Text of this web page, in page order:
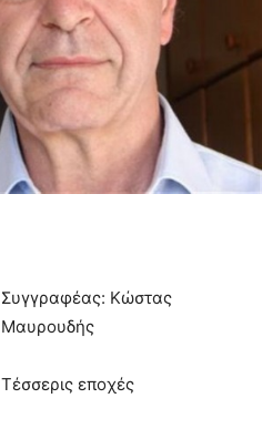
Συγγραφέας: Κώστας
Μαυρουδής
Τέσσερις εποχές